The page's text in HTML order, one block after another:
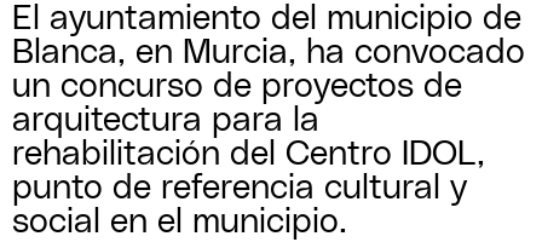
El ayuntamiento del municipio de
Blanca, en Murcia, ha convocado
un concurso de proyectos de
arquitectura para la
rehabilitación del Centro IDOL,
punto de referencia cultural y
social en el municipio.